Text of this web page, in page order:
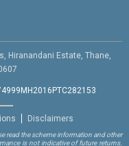
Hiranandani Estate, Thane,
Disclaimers
read the scheme information and other
is not indicative of future returns.